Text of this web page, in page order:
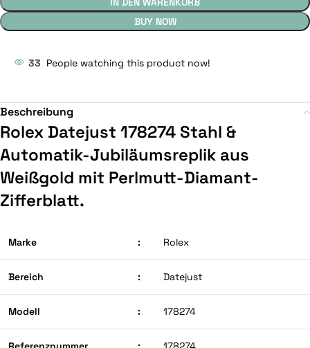
BUY NOW
33 People watching this product now!
Beschreibung
Rolex Datejust 178274 Stahl &
Automatik-Jubiläumsreplik aus
Weißgold mit Perlmutt-Diamant-
Zifferblatt.
Marke : Rolex
Bereich : Datejust
Modell : 178274